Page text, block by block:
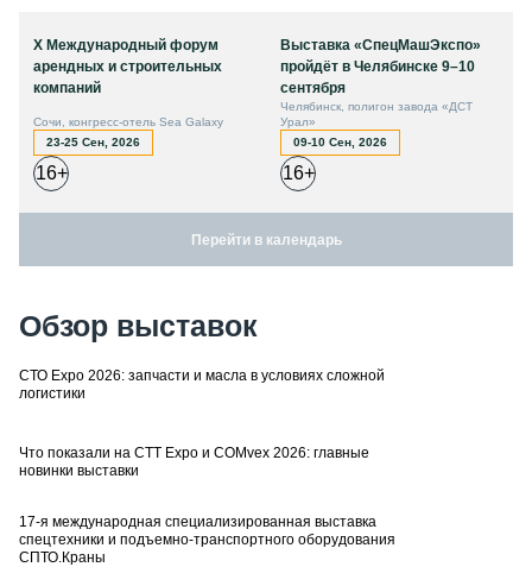
X Международный форум
арендных и строительных
компаний
Сочи, конгресс-отель Sea Galaxy
23-25 Сен, 2026
16+
Выставка «СпецМашЭкспо»
пройдёт в Челябинске 9–10
сентября
Челябинск, полигон завода «ДСТ
Урал»
09-10 Сен, 2026
16+
Перейти в календарь
Обзор выставок
СТО Expo 2026: запчасти и масла в условиях сложной
логистики
Что показали на CTT Expo и COMvex 2026: главные
новинки выставки
17-я международная специализированная выставка
спецтехники и подъемно-транспортного оборудования
СПТО.Краны